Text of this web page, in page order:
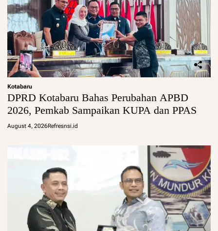
Kotabaru
DPRD Kotabaru Bahas Perubahan APBD
2026, Pemkab Sampaikan KUPA dan PPAS
August 4, 2026Refresnsi.id